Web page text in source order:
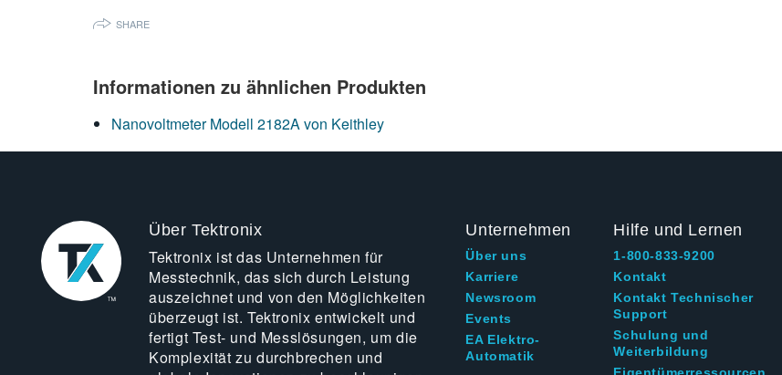
SHARE
Informationen zu ähnlichen Produkten
Nanovoltmeter Modell 2182A von Keithley
Über Tektronix
Tektronix ist das Unternehmen für
Messtechnik, das sich durch Leistung
auszeichnet und von den Möglichkeiten
überzeugt ist. Tektronix entwickelt und
fertigt Test- und Messlösungen, um die
Komplexität zu durchbrechen und
Unternehmen
Über uns
Karriere
Newsroom
Events
EA Elektro-
Automatik
Hilfe und Lernen
1-800-833-9200
Kontakt
Kontakt Technischer
Support
Schulung und
Weiterbildung